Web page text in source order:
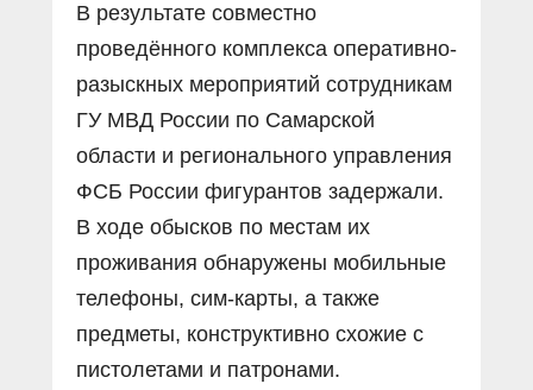
В результате совместно
проведённого комплекса оперативно-
разыскных мероприятий сотрудникам
ГУ МВД России по Самарской
области и регионального управления
ФСБ России фигурантов задержали.
В ходе обысков по местам их
проживания обнаружены мобильные
телефоны, сим-карты, а также
предметы, конструктивно схожие с
пистолетами и патронами.